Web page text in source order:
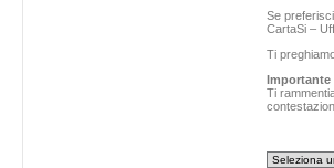
Se
CartaSi –
Ti
Importante
Ti